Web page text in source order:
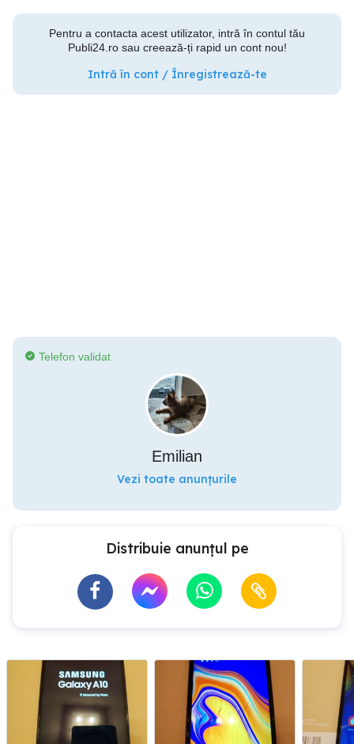
Pentru a contacta acest utilizator, intră în contul tău
Publi24.ro sau creează-ți rapid un cont nou!
Intră în cont / Înregistrează-te
Telefon validat
Emilian
Vezi toate anunțurile
Distribuie anunțul pe